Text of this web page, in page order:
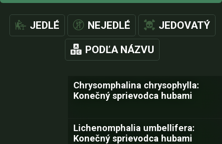
JEDLÉ NEJEDLÉ JEDOVATÝ
PODĽA NÁZVU
Chrysomphalina chrysophylla:
Konečný sprievodca hubami
Lichenomphalia umbellifera:
Konečný sprievodca hubami